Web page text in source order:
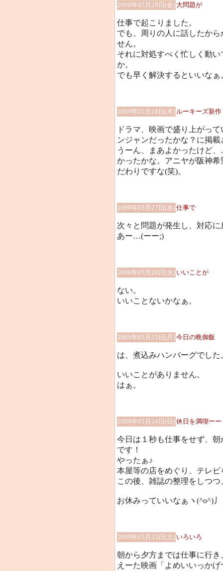
2009年05月29日(金) 大問題が
仕事で起こりました。
でも、周りの人に話したか
せん。
それに対処すべく忙しく動
か。
でも早く解決するといいなぁ
2009年05月28日(木) ルーキーズ新作
ドラマ、映画で盛り上がっ
ンジャンだったかな？に掲
うーん、まあよかったけど
かったかな。アニヤが阪神
だわりですな(笑)。
2009年05月27日(水)仕事で
次々と問題が発生し、対応
あー…(ーー;)
2009年05月26日(火) いいことが
ない。
いいことないかなぁ。
2009年05月25日(月)今日の晩御飯
は、煮込みハンバーグでした
いいことがありません。
はぁ。
2009年05月24日(日)休日を満喫ーー
今日は１秒も仕事をせず、
です！
やったぁ♪
本屋等の店をめぐり、テレ
この後、雑誌の整理をしつ
お休みっていいなぁヽ(^o^)丿
2009年05月23日(土) いろいろ
朝から夕方までは仕事に行
えーた映画「よめいいっか